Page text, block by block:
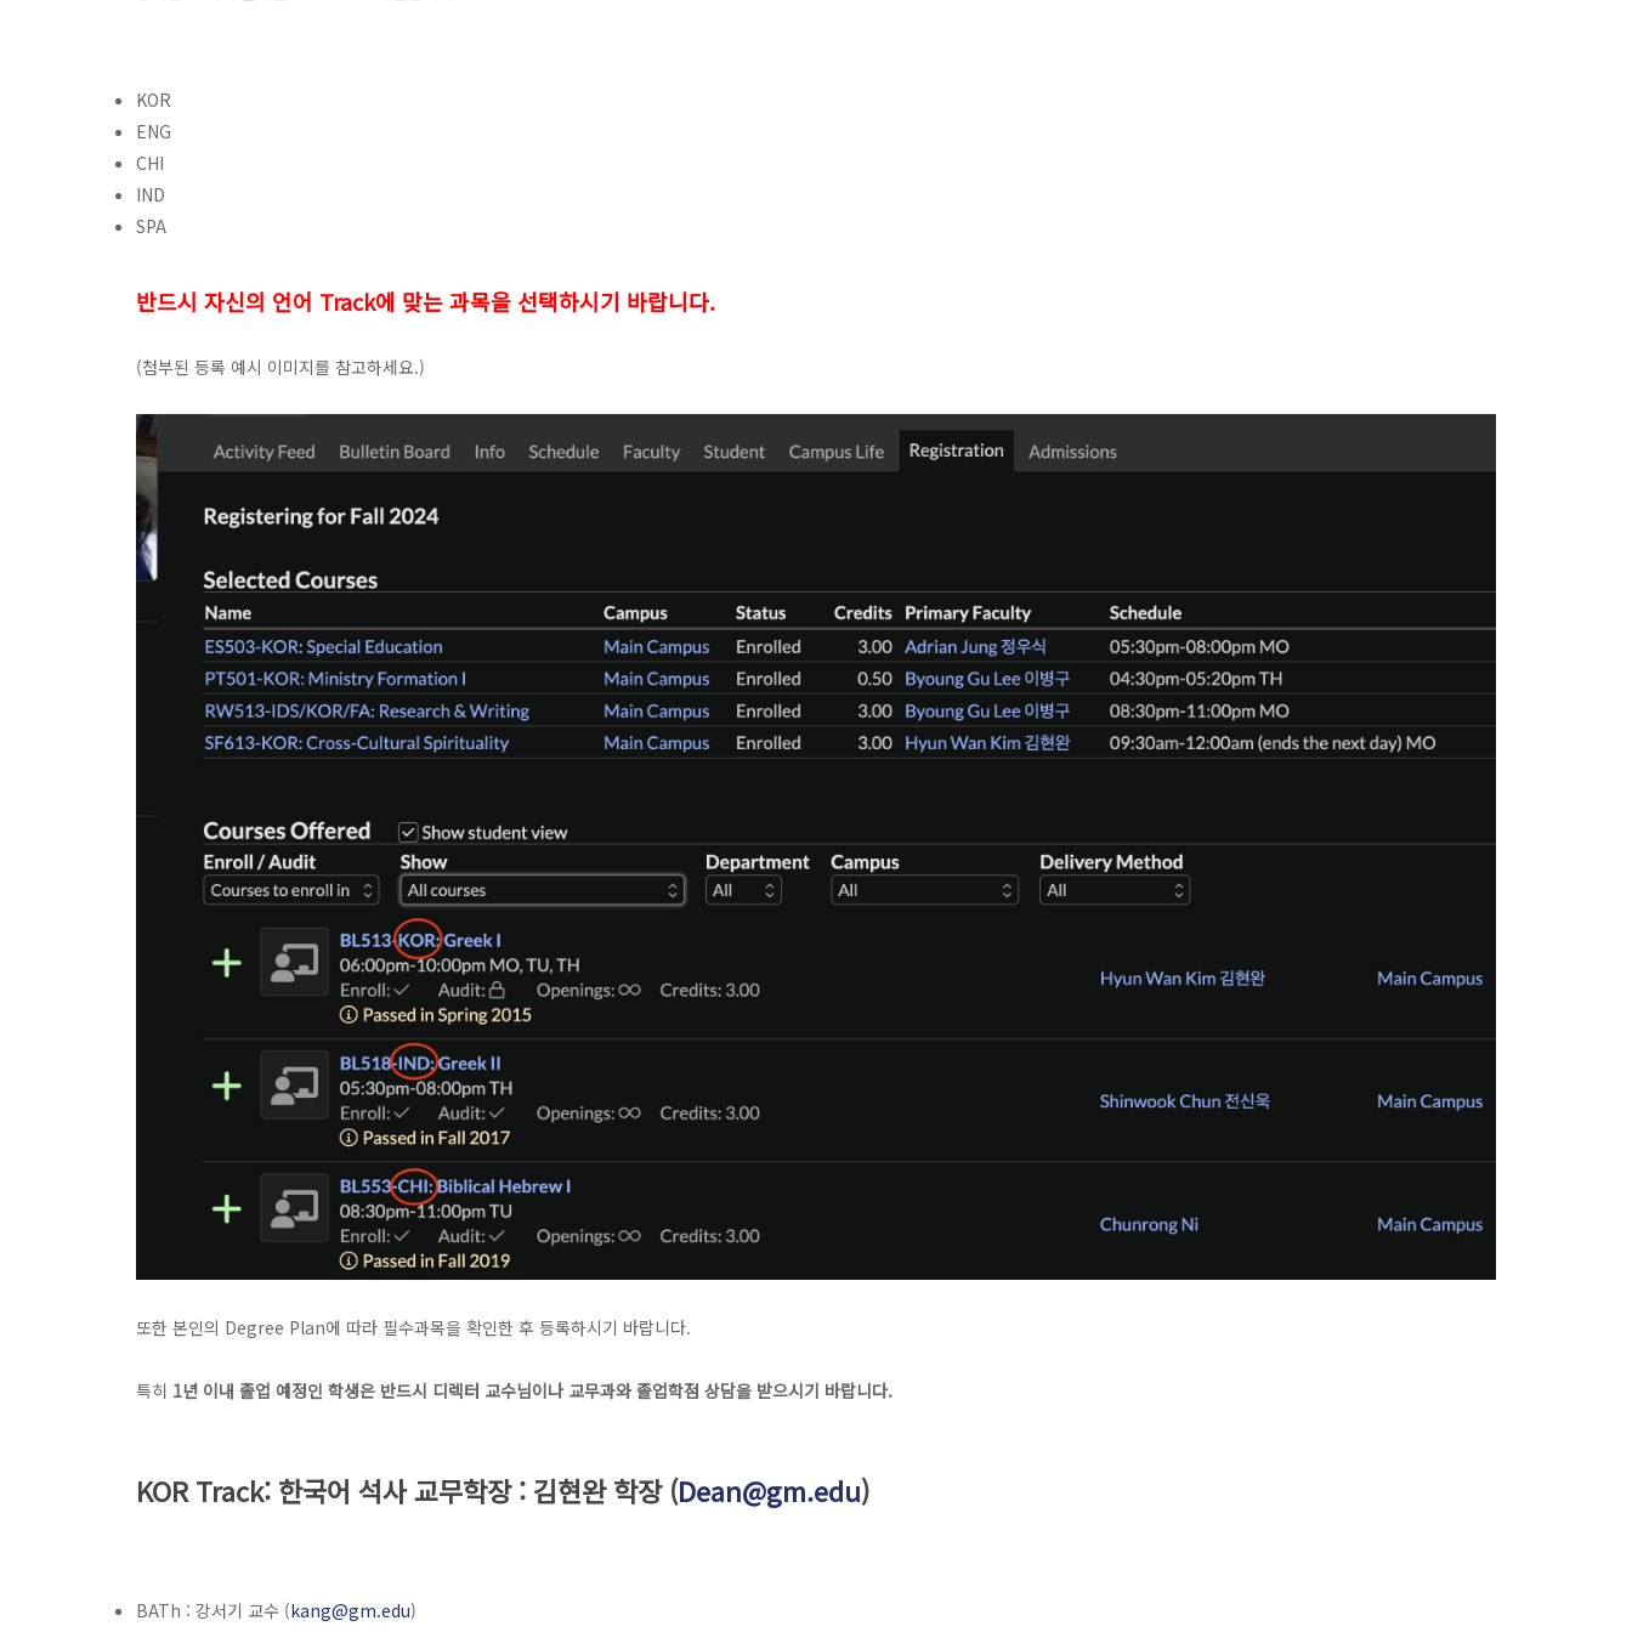
KOR
ENG
CHI
IND
SPA
반드시 자신의 언어 Track에 맞는 과목을 선택하시기 바랍니다.
(첨부된 등록 예시 이미지를 참고하세요.)
또한 본인의 Degree Plan에 따라 필수과목을 확인한 후 등록하시기 바랍니다.
특히 1년 이내 졸업 예정인 학생은 반드시 디렉터 교수님이나 교무과와 졸업학점 상담을 받으시기 바랍니다.
KOR Track: 한국어 석사 교무학장 : 김현완 학장 (Dean@gm.edu)
BATh : 강서기 교수 (kang@gm.edu)